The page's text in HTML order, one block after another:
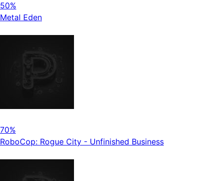
50%
Metal Eden
70%
RoboCop: Rogue City - Unfinished Business